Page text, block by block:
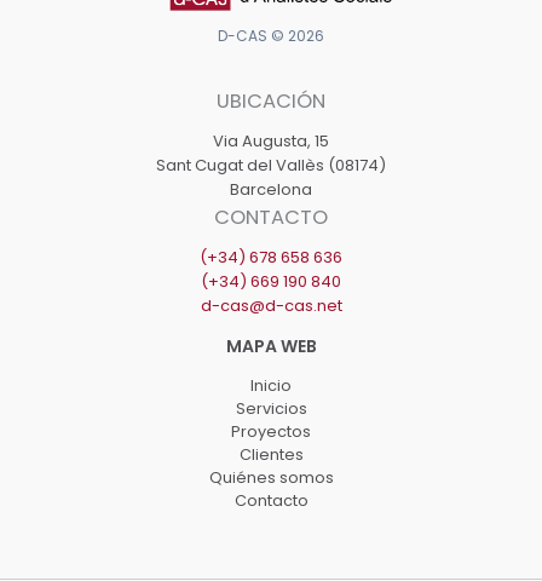
D-CAS © 2026
UBICACIÓN
Via Augusta, 15
Sant Cugat del Vallès (08174)
Barcelona
CONTACTO
(+34) 678 658 636
(+34) 669 190 840
d-cas@d-cas.net
Inicio
Servicios
Proyectos
Clientes
Quiénes somos
Contacto